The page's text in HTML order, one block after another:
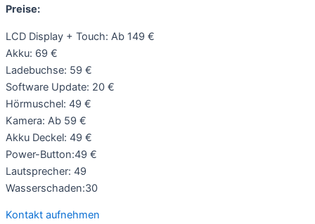
Preise:
LCD Display + Touch: Ab 149 €
Akku: 69 €
Ladebuchse: 59 €
Software Update: 20 €
Hörmuschel: 49 €
Kamera: Ab 59 €
Akku Deckel: 49 €
Power-Button:49 €
Lautsprecher: 49
Wasserschaden:30
Kontakt aufnehmen